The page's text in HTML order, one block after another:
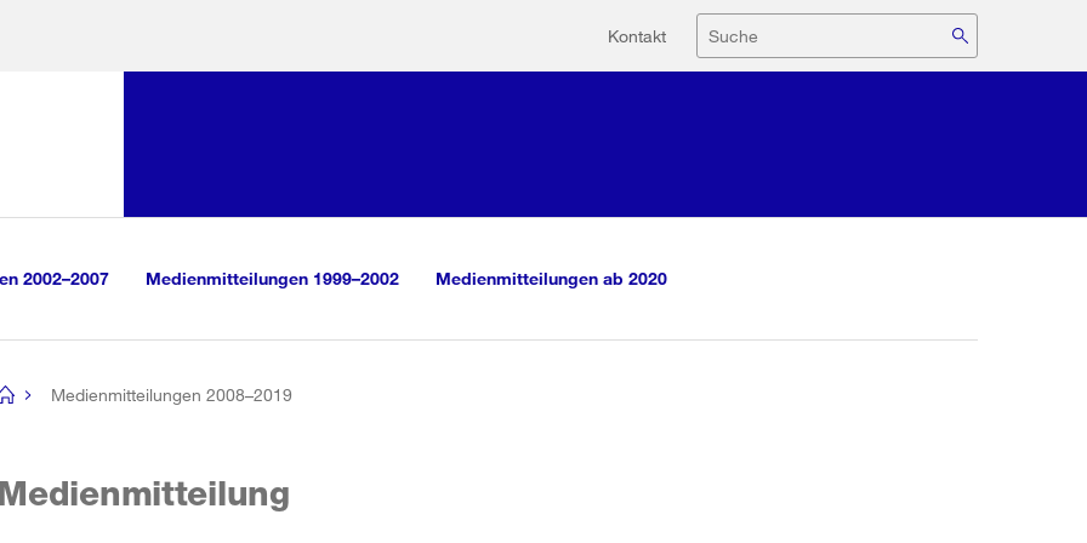
Hilfsnavigation
Kontakt Suche
2002–2007 Medienmitteilungen 1999–2002 Medienmitteilungen ab 2020
Medienmitteilungen 2008–2019